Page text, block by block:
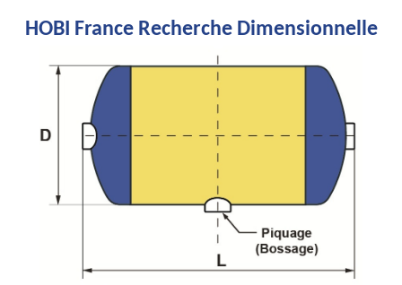
HOBI France Recherche Dimensionnelle